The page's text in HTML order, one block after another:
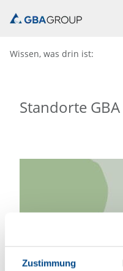
Zustimmung
Wissen, was drin ist:
Standorte
Aus
Gründen ist
Ihre